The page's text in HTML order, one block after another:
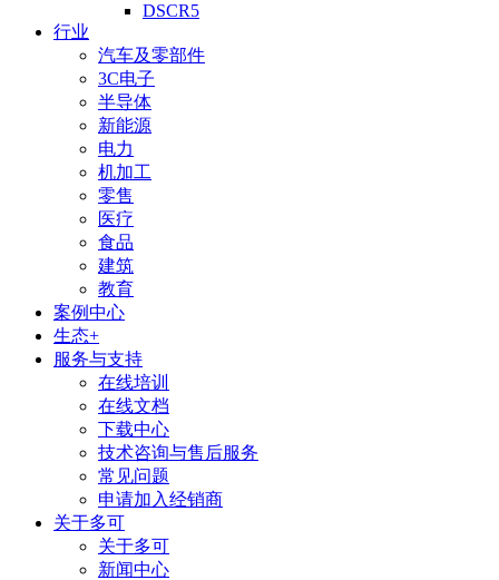
DSCR5
行业
汽车及零部件
3C电子
半导体
新能源
电力
机加工
零售
医疗
食品
建筑
教育
案例中心
生态+
服务与支持
在线培训
在线文档
下载中心
技术咨询与售后服务
常见问题
申请加入经销商
关于多可
关于多可
新闻中心